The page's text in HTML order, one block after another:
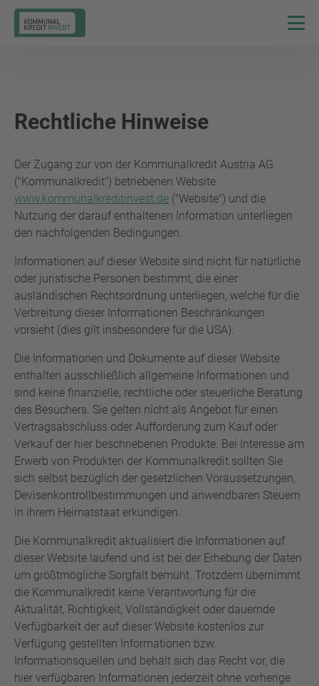
Rechtliche Hinweise
Der Zugang zur von der Kommunalkredit Austria AG
("Kommunalkredit") betriebenen Website
www.kommunalkreditinvest.de ("Website") und die
Nutzung der darauf enthaltenen Information unterliegen
den nachfolgenden Bedingungen.
Informationen auf dieser Website sind nicht für natürliche
oder juristische Personen bestimmt, die einer
ausländischen Rechtsordnung unterliegen, welche für die
Verbreitung dieser Informationen Beschränkungen
vorsieht (dies gilt insbesondere für die USA).
Die Informationen und Dokumente auf dieser Website
enthalten ausschließlich allgemeine Informationen und
sind keine finanzielle, rechtliche oder steuerliche Beratung
des Besuchers. Sie gelten nicht als Angebot für einen
Vertragsabschluss oder Aufforderung zum Kauf oder
Verkauf der hier beschriebenen Produkte. Bei Interesse am
Erwerb von Produkten der Kommunalkredit sollten Sie
sich selbst bezüglich der gesetzlichen Voraussetzungen,
Devisenkontrollbestimmungen und anwendbaren Steuern
in ihrem Heimatstaat erkundigen.
Die Kommunalkredit aktualisiert die Informationen auf
dieser Website laufend und ist bei der Erhebung der Daten
um größtmögliche Sorgfalt bemüht. Trotzdem übernimmt
die Kommunalkredit keine Verantwortung für die
Aktualität, Richtigkeit, Vollständigkeit oder dauernde
Verfügbarkeit der auf dieser Website kostenlos zur
Verfügung gestellten Informationen bzw.
Informationsquellen und behält sich das Recht vor, die
hier verfügbaren Informationen jederzeit ohne vorherige